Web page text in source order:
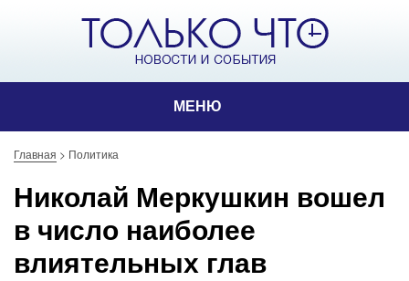
МЕНЮ
Главная > Политика
Николай Меркушкин вошел
в число наиболее
влиятельных глав